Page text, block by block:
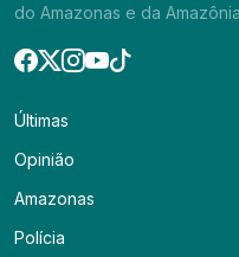
do Amazonas e da
Últimas
Opinião
Amazonas
Polícia